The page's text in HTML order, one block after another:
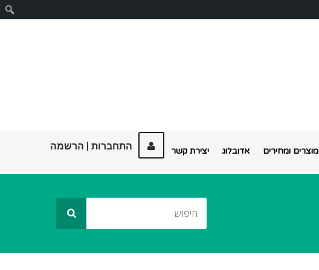
מוצרים ומחירים אדובלוג יצירת קשר התחברות הרשמה